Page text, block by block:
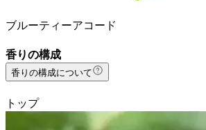
ブルーティーアコード
香りの構成
香りの構成について
トップ